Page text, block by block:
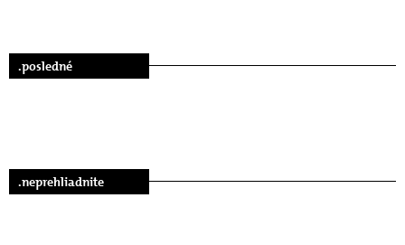
.posledné
.neprehliadnite